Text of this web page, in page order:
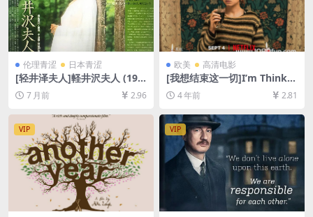
伦理青涩 日本青涩
[轻井泽夫人]軽井沢夫人 (198
2)[百度网盘+夸克网盘1080P
超清未删减资源][网盘在线播
放/下载][MP4/7GB][中文字
幕]
7 月前 2.96
欧美 高清电影
[我想结束这一切]I’m Thinkin
g of Ending Things (2020)
[百度网盘+迅雷云盘资源1080
P超清未删减][MP4/8.7GB][中
英字幕]
4 年前 2.81
VIP VIP